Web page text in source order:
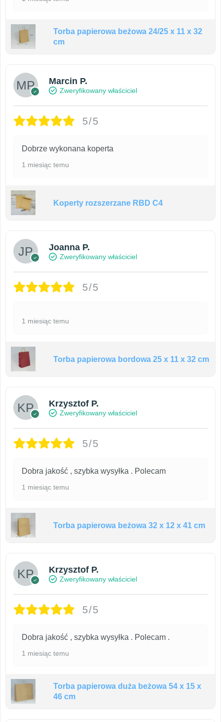
Torba papierowa beżowa 24/25 x 11 x 32
cm
Marcin P.
Zweryfikowany właściciel
5/5
Dobrze wykonana koperta
1 miesiąc temu
Koperty rozszerzane RBD C4
Joanna P.
Zweryfikowany właściciel
5/5
1 miesiąc temu
Torba papierowa bordowa 25 x 11 x 32 cm
Krzysztof P.
Zweryfikowany właściciel
5/5
Dobra jakość , szybka wysyłka . Polecam
1 miesiąc temu
Torba papierowa beżowa 32 x 12 x 41 cm
Krzysztof P.
Zweryfikowany właściciel
5/5
Dobra jakość , szybka wysyłka . Polecam .
1 miesiąc temu
Torba papierowa duża beżowa 54 x 15 x
46 cm